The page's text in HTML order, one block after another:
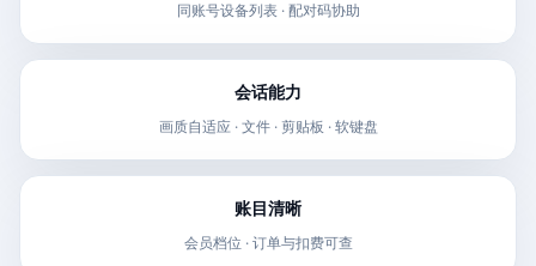
同账号设备列表 · 配对码协助
会话能力
画质自适应 · 文件 · 剪贴板 · 软键盘
账目清晰
会员档位 · 订单与扣费可查